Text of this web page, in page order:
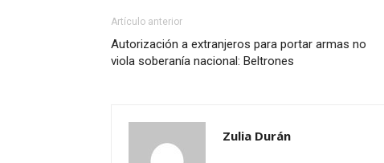
Artículo anterior
Autorización a extranjeros para portar armas no
viola soberanía nacional: Beltrones
Zulia Durán